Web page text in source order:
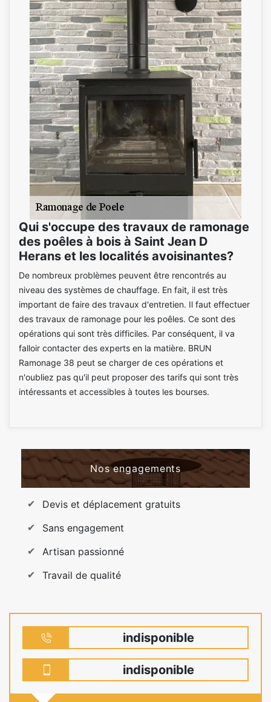
Qui s'occupe des travaux de ramonage
des poêles à bois à Saint Jean D
Herans et les localités avoisinantes?
De nombreux problèmes peuvent être rencontrés au
niveau des systèmes de chauffage. En fait, il est très
important de faire des travaux d'entretien. Il faut effectuer
des travaux de ramonage pour les poêles. Ce sont des
opérations qui sont très difficiles. Par conséquent, il va
falloir contacter des experts en la matière. BRUN
Ramonage 38 peut se charger de ces opérations et
n'oubliez pas qu'il peut proposer des tarifs qui sont très
intéressants et accessibles à toutes les bourses.
Nos engagements
Devis et déplacement gratuits
Sans engagement
Artisan passionné
Travail de qualité
indisponible
indisponible